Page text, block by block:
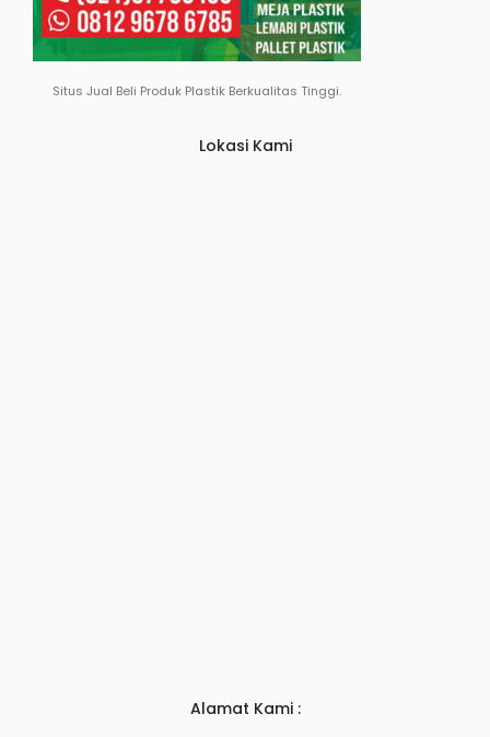
Situs Jual Beli Produk Plastik Berkualitas Tinggi.
Lokasi Kami
Alamat Kami :